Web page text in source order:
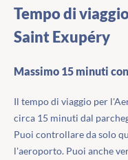
Tempo di
Saint Exupéry
Massimo 15 minuti
Il tempo di viaggio per
circa 15 minuti dal
Puoi controllare da solo
l'aeroporto. Puoi anche